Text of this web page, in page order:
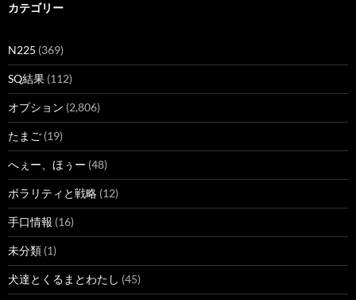
カテゴリー
N225 (369)
SQ結果 (112)
オプション (2,806)
たまご (19)
へぇー、ほぅー (48)
ボラリティと戦略 (12)
手口情報 (16)
未分類 (1)
犬達とくるまとわたし (45)